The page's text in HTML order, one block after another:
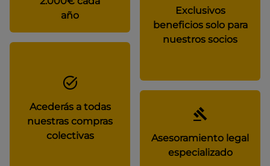
año
Exclusivos
beneficios solo para
nuestros socios
Acederás a todas
nuestras compras
colectivas
Asesoramiento legal
especializado